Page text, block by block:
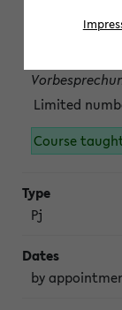
Persönliche
Limited
Course
Pj
by